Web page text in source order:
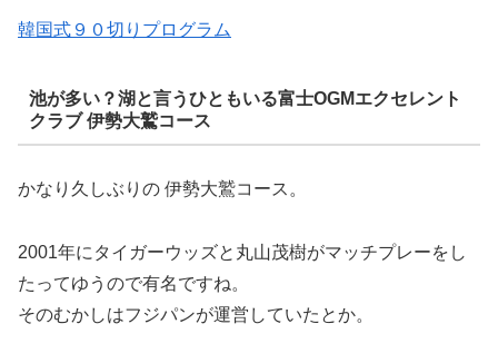
韓国式９０切りプログラム
池が多い？湖と言うひともいる富士OGMエクセレント
クラブ 伊勢大鷲コース
かなり久しぶりの 伊勢大鷲コース。
2001年にタイガーウッズと丸山茂樹がマッチプレーをし
たってゆうので有名ですね。
そのむかしはフジパンが運営していたとか。